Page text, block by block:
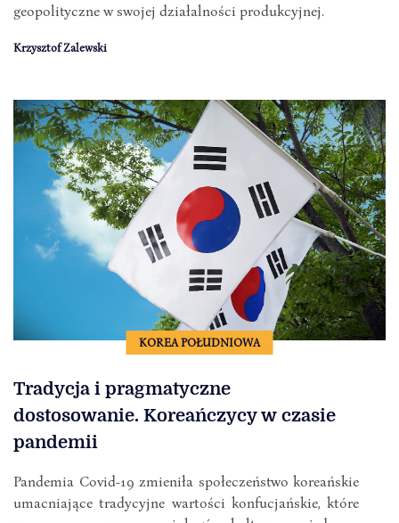
geopolityczne w swojej działalności produkcyjnej.
Krzysztof Zalewski
KOREA POŁUDNIOWA
Tradycja i pragmatyczne
dostosowanie. Koreańczycy w czasie
pandemii
Pandemia Covid-19 zmieniła społeczeństwo koreańskie
umacniające tradycyjne wartości konfucjańskie, które